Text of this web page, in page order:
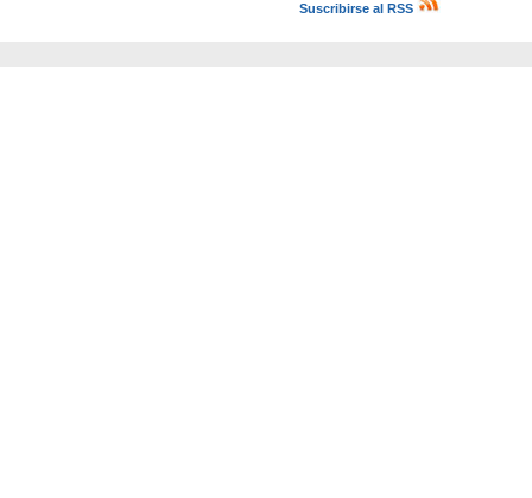
Suscribirse al RSS